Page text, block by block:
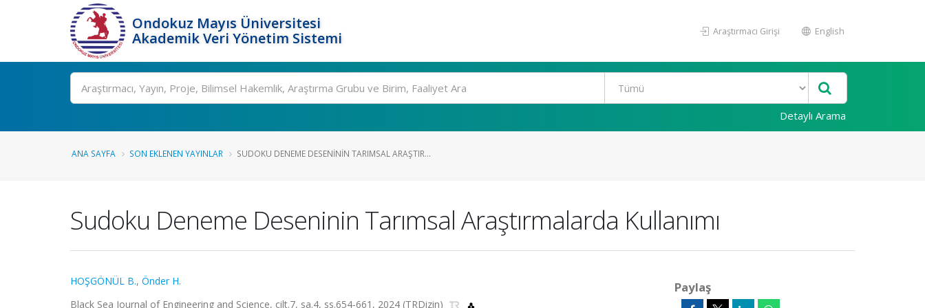
Ondokuz Mayıs Üniversitesi
Akademik Veri Yönetim Sistemi
Araştırmacı Girişi English
Ara
Detaylı Arama
ANA SAYFA SON EKLENEN YAYINLAR SUDOKU DENEME DESENININ TARIMSAL ARAŞTIR...
Sudoku Deneme Deseninin Tarımsal Araştırmalarda Kullanımı
HOŞGÖNÜL B., Önder H.
Black Sea Journal of Engineering and Science, cilt.7, sa.4, ss.654-661, 2024 (TRDizin)
Paylaş